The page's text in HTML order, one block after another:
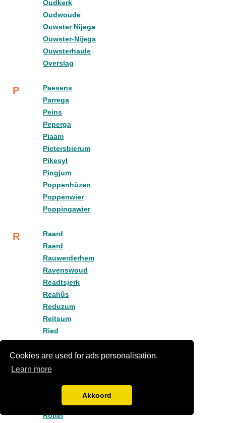
Cookies are used for ads personalisation.
Learn more
Akkoord
Oudkerk
Oudwoude
Ouwster Nijega
Ouwster-Nijega
Ouwsterhaule
Overslag
P
Paesens
Parrega
Peins
Peperga
Piaam
Pietersbierum
Pikesyl
Pingjum
Poppenhûzen
Poppenwier
Poppingawier
R
Raard
Raerd
Rauwerderhem
Ravenswoud
Readtsjerk
Reahûs
Reduzum
Reitsum
Ried
Rien
Rijs
Rijsberkampen
Rinsumageest
Ritsumasyl
Rohel